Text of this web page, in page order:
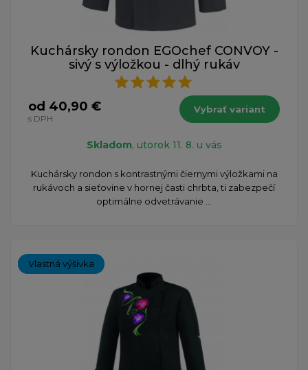
Kuchársky rondon EGOchef CONVOY -
sivý s výložkou - dlhý rukáv
od 40,90 €
s DPH
Vybrať variant
Skladom, utorok 11. 8. u vás
​Kuchársky rondon s kontrastnými čiernymi výložkami na
rukávoch a sieťovine v hornej časti chrbta, ti zabezpečí
optimálne odvetrávanie ...
Vlastná výšivka